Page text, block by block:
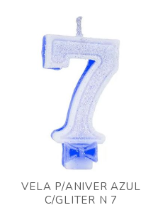
VELA P/ANIVER AZUL
C/GLITER N 7